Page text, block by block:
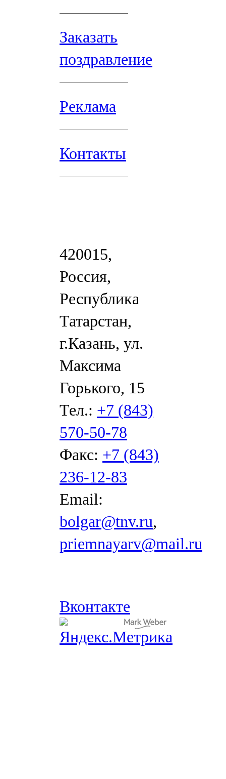
Заказать
поздравление
Реклама
Контакты
420015,
Россия,
Республика
Татарстан,
г.Казань, ул.
Максима
Горького, 15
Тел.: +7 (843)
570-50-78
Факс: +7 (843)
236-12-83
Email:
bolgar@tnv.ru,
priemnayarv@mail.ru
Вконтакте